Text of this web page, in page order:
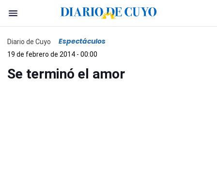
Diario de Cuyo Espectáculos
19 de febrero de 2014 - 00:00
Se terminó el amor